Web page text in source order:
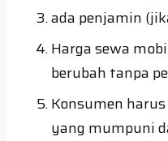
ada penjamin
Harga sewa
berubah tanpa
Konsumen
yang mumpuni